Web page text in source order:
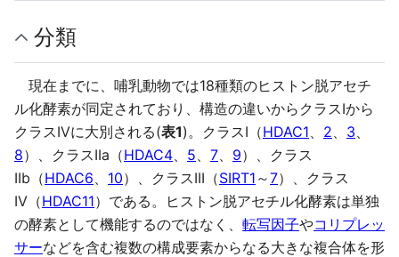
分類
現在までに、哺乳動物では18種類のヒストン脱アセチ
ル化酵素が同定されており、構造の違いからクラスIから
クラスIVに大別される(表1)。クラスⅠ（HDAC1、 2、 3、
8）、クラスIIa（HDAC4、 5、 7、 9）、クラス
IIb（HDAC6、 10）、クラスIII（SIRT1 ～7）、クラス
IV（HDAC11）である。ヒストン脱アセチル化酵素は単独
の酵素として機能するのではなく、 転写因子やコリプレッ
サーなどを含む複数の構成要素からなる大きな複合体を形